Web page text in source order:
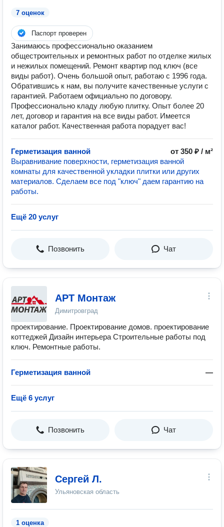
7 оценок
Паспорт проверен
Занимаюсь профессионально оказанием
общестроительных и ремонтных работ по отделке жилых
и нежилых помещений. Ремонт квартир под ключ (все
виды работ). Очень большой опыт, работаю с 1996 года.
Обратившись к нам, вы получите качественные услуги с
гарантией. Работаем официально по договору.
Профессионально кладу любую плитку. Опыт более 20
лет, договор и гарантия на все виды работ. Имеется
каталог работ. Качественная работа порадует вас!
Герметизация ванной
от 350 ₽ / м²
Выравнивание поверхности, герметизация ванной
комнаты для качественной укладки плитки или других
материалов. Сделаем все под "ключ" даем гарантию на
работы.
Ещё 20 услуг
Позвонить Чат
АРТ Монтаж
Димитровград
проектирование. Проектирование домов. проектирование
коттеджей Дизайн интерьера Строительные работы под
ключ. Ремонтные работы.
Герметизация ванной —
Ещё 6 услуг
Позвонить Чат
Сергей Л.
Ульяновская область
1 оценка